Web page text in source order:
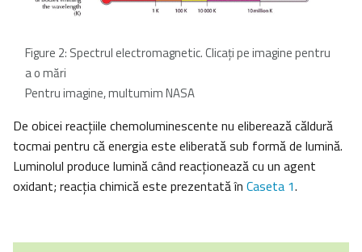
Figure 2: Spectrul electromagnetic. Clicați pe imagine pentru
a o mări
Pentru imagine, multumim NASA
De obicei reacţiile chemoluminescente nu eliberează căldură
tocmai pentru că energia este eliberată sub formă de lumină.
Luminolul produce lumină când reacţionează cu un agent
oxidant; reacţia chimică este prezentată în Caseta 1.